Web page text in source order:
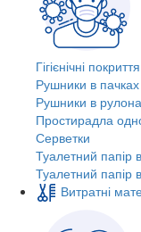
Гігієнічні
Рушники в пачках
Рушники в
Простирадла
Серветки
Туалетний папір
Туалетний папір
Витратні